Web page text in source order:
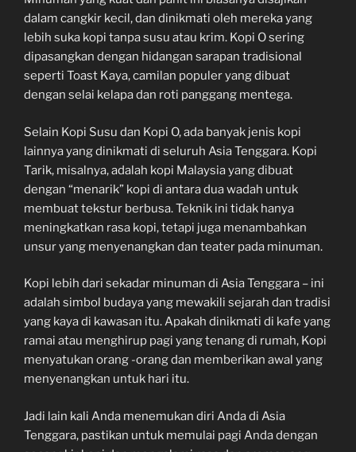
dalam cangkir kecil, dan dinikmati oleh mereka yang
lebih suka kopi tanpa susu atau krim. Kopi O sering
dipasangkan dengan hidangan sarapan tradisional
seperti Toast Kaya, camilan populer yang dibuat
dengan selai kelapa dan roti panggang mentega.
Selain Kopi Susu dan Kopi O, ada banyak jenis kopi
lainnya yang dinikmati di seluruh Asia Tenggara. Kopi
Tarik, misalnya, adalah kopi Malaysia yang dibuat
dengan “menarik” kopi di antara dua wadah untuk
membuat tekstur berbusa. Teknik ini tidak hanya
meningkatkan rasa kopi, tetapi juga menambahkan
unsur yang menyenangkan dan teater pada minuman.
Kopi lebih dari sekadar minuman di Asia Tenggara – ini
adalah simbol budaya yang mewakili sejarah dan tradisi
yang kaya di kawasan itu. Apakah dinikmati di kafe yang
ramai atau menghirup pagi yang tenang di rumah, Kopi
menyatukan orang -orang dan memberikan awal yang
menyenangkan untuk hari itu.
Jadi lain kali Anda menemukan diri Anda di Asia
Tenggara, pastikan untuk memulai pagi Anda dengan